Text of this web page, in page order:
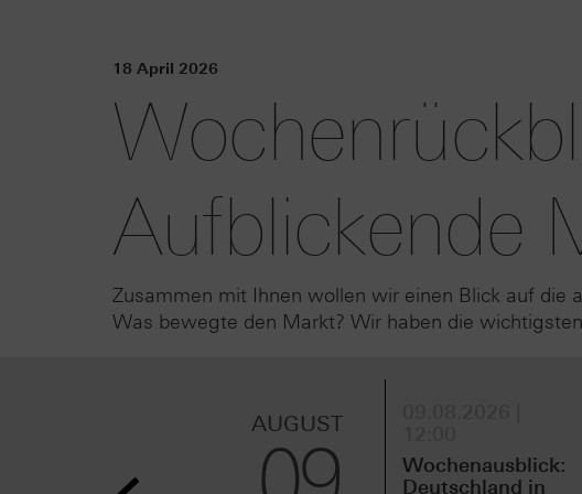
18 April 2026
Aufblickende
Zusammen mit Ihnen wollen wir einen Blick auf
Was bewegte den Markt? Wir haben die
AUGUST
Wochenausblick:
Deutschland in